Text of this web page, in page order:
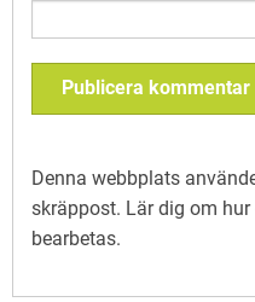
Denna webbplats
skräppost. Lär dig om
bearbetas.